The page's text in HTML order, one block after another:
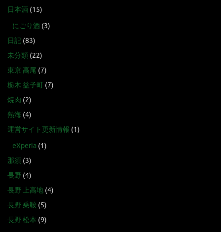
日本酒 (15)
にごり酒 (3)
日記 (83)
未分類 (22)
東京 高尾 (7)
栃木 益子町 (7)
焼肉 (2)
熱海 (4)
運営サイト更新情報 (1)
eXperia (1)
那須 (3)
長野 (4)
長野 上高地 (4)
長野 乗鞍 (5)
長野 松本 (9)